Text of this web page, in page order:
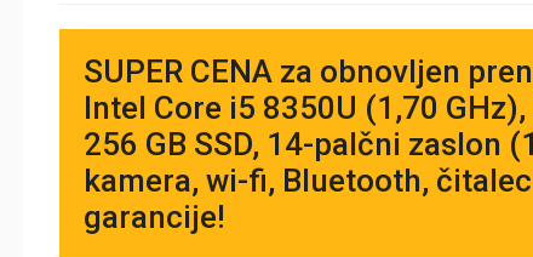
SUPER CENA za obnovljen
Intel Core i5 8350U (1,70 GHz),
256 GB SSD, 14-palčni zaslon
kamera, wi-fi, Bluetooth,
garancije!